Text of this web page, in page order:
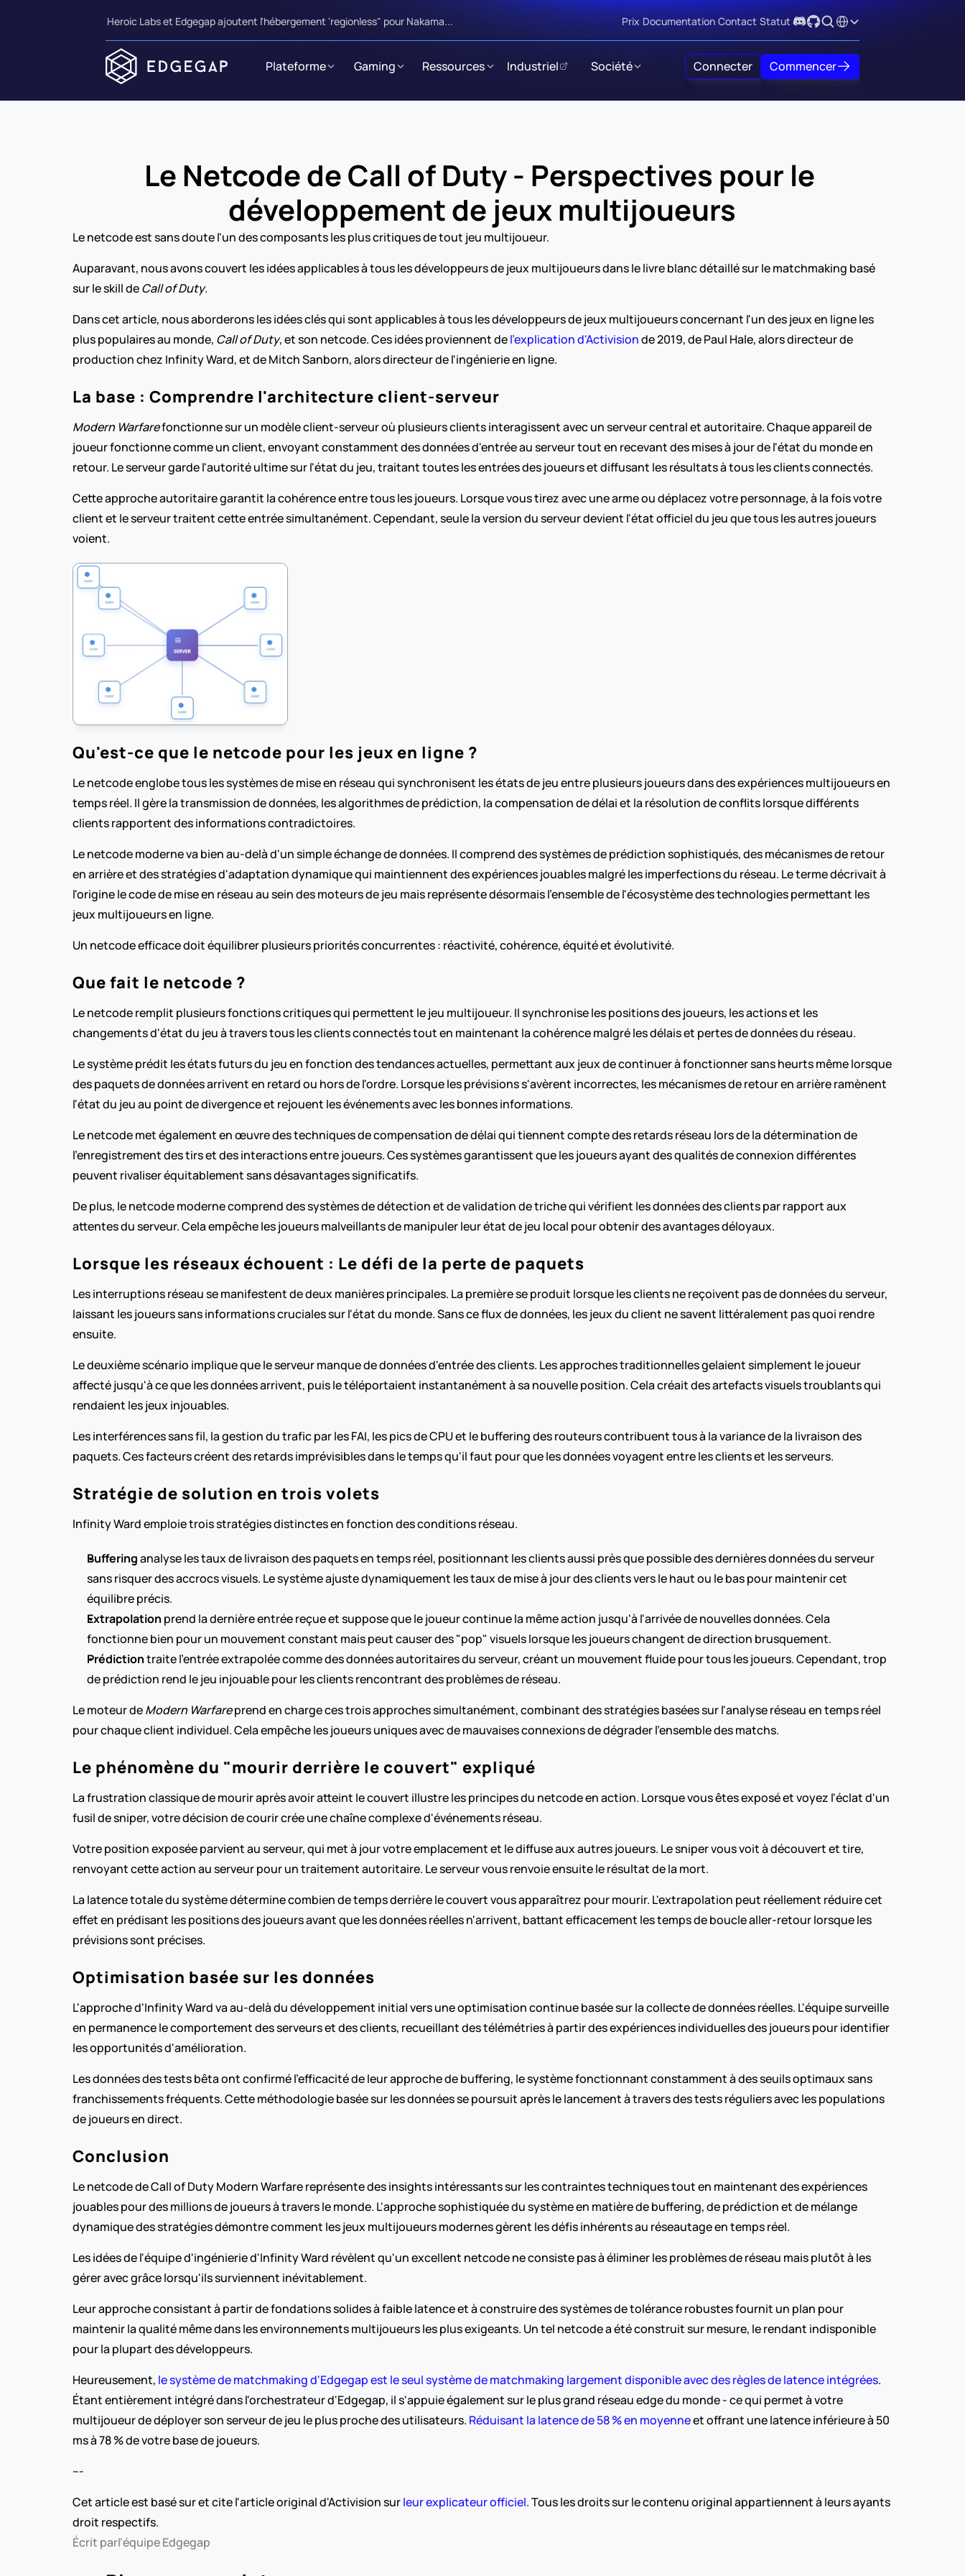
Heroic Labs et Edgegap ajoutent l'hébergement 'regionless" pour Nakama... Prix Documentation Contact Statut Select Language
Plateforme Gaming Ressources Industriel Société Connecter Commencer
Le Netcode de Call of Duty - Perspectives pour le
développement de jeux multijoueurs
Le netcode est sans doute l'un des composants les plus critiques de tout jeu multijoueur.
Auparavant, nous avons couvert les idées applicables à tous les développeurs de jeux multijoueurs dans le livre blanc détaillé sur le matchmaking basé
sur le skill de Call of Duty.
Dans cet article, nous aborderons les idées clés qui sont applicables à tous les développeurs de jeux multijoueurs concernant l'un des jeux en ligne les
plus populaires au monde, Call of Duty, et son netcode. Ces idées proviennent de l'explication d'Activision de 2019, de Paul Hale, alors directeur de
production chez Infinity Ward, et de Mitch Sanborn, alors directeur de l'ingénierie en ligne.
La base : Comprendre l'architecture client-serveur
Modern Warfare fonctionne sur un modèle client-serveur où plusieurs clients interagissent avec un serveur central et autoritaire. Chaque appareil de
joueur fonctionne comme un client, envoyant constamment des données d'entrée au serveur tout en recevant des mises à jour de l'état du monde en
retour. Le serveur garde l'autorité ultime sur l'état du jeu, traitant toutes les entrées des joueurs et diffusant les résultats à tous les clients connectés.
Cette approche autoritaire garantit la cohérence entre tous les joueurs. Lorsque vous tirez avec une arme ou déplacez votre personnage, à la fois votre
client et le serveur traitent cette entrée simultanément. Cependant, seule la version du serveur devient l'état officiel du jeu que tous les autres joueurs
voient.
Qu'est-ce que le netcode pour les jeux en ligne ?
Le netcode englobe tous les systèmes de mise en réseau qui synchronisent les états de jeu entre plusieurs joueurs dans des expériences multijoueurs en
temps réel. Il gère la transmission de données, les algorithmes de prédiction, la compensation de délai et la résolution de conflits lorsque différents
clients rapportent des informations contradictoires.
Le netcode moderne va bien au-delà d'un simple échange de données. Il comprend des systèmes de prédiction sophistiqués, des mécanismes de retour
en arrière et des stratégies d'adaptation dynamique qui maintiennent des expériences jouables malgré les imperfections du réseau. Le terme décrivait à
l'origine le code de mise en réseau au sein des moteurs de jeu mais représente désormais l'ensemble de l'écosystème des technologies permettant les
jeux multijoueurs en ligne.
Un netcode efficace doit équilibrer plusieurs priorités concurrentes : réactivité, cohérence, équité et évolutivité.
Que fait le netcode ?
Le netcode remplit plusieurs fonctions critiques qui permettent le jeu multijoueur. Il synchronise les positions des joueurs, les actions et les
changements d'état du jeu à travers tous les clients connectés tout en maintenant la cohérence malgré les délais et pertes de données du réseau.
Le système prédit les états futurs du jeu en fonction des tendances actuelles, permettant aux jeux de continuer à fonctionner sans heurts même lorsque
des paquets de données arrivent en retard ou hors de l'ordre. Lorsque les prévisions s'avèrent incorrectes, les mécanismes de retour en arrière ramènent
l'état du jeu au point de divergence et rejouent les événements avec les bonnes informations.
Le netcode met également en œuvre des techniques de compensation de délai qui tiennent compte des retards réseau lors de la détermination de
l'enregistrement des tirs et des interactions entre joueurs. Ces systèmes garantissent que les joueurs ayant des qualités de connexion différentes
peuvent rivaliser équitablement sans désavantages significatifs.
De plus, le netcode moderne comprend des systèmes de détection et de validation de triche qui vérifient les données des clients par rapport aux
attentes du serveur. Cela empêche les joueurs malveillants de manipuler leur état de jeu local pour obtenir des avantages déloyaux.
Lorsque les réseaux échouent : Le défi de la perte de paquets
Les interruptions réseau se manifestent de deux manières principales. La première se produit lorsque les clients ne reçoivent pas de données du serveur,
laissant les joueurs sans informations cruciales sur l'état du monde. Sans ce flux de données, les jeux du client ne savent littéralement pas quoi rendre
ensuite.
Le deuxième scénario implique que le serveur manque de données d'entrée des clients. Les approches traditionnelles gelaient simplement le joueur
affecté jusqu'à ce que les données arrivent, puis le téléportaient instantanément à sa nouvelle position. Cela créait des artefacts visuels troublants qui
rendaient les jeux injouables.
Les interférences sans fil, la gestion du trafic par les FAI, les pics de CPU et le buffering des routeurs contribuent tous à la variance de la livraison des
paquets. Ces facteurs créent des retards imprévisibles dans le temps qu'il faut pour que les données voyagent entre les clients et les serveurs.
Stratégie de solution en trois volets
Infinity Ward emploie trois stratégies distinctes en fonction des conditions réseau.
Buffering analyse les taux de livraison des paquets en temps réel, positionnant les clients aussi près que possible des dernières données du serveur
sans risquer des accrocs visuels. Le système ajuste dynamiquement les taux de mise à jour des clients vers le haut ou le bas pour maintenir cet
équilibre précis.
Extrapolation prend la dernière entrée reçue et suppose que le joueur continue la même action jusqu'à l'arrivée de nouvelles données. Cela
fonctionne bien pour un mouvement constant mais peut causer des "pop" visuels lorsque les joueurs changent de direction brusquement.
Prédiction traite l'entrée extrapolée comme des données autoritaires du serveur, créant un mouvement fluide pour tous les joueurs. Cependant, trop
de prédiction rend le jeu injouable pour les clients rencontrant des problèmes de réseau.
Le moteur de Modern Warfare prend en charge ces trois approches simultanément, combinant des stratégies basées sur l'analyse réseau en temps réel
pour chaque client individuel. Cela empêche les joueurs uniques avec de mauvaises connexions de dégrader l'ensemble des matchs.
Le phénomène du "mourir derrière le couvert" expliqué
La frustration classique de mourir après avoir atteint le couvert illustre les principes du netcode en action. Lorsque vous êtes exposé et voyez l'éclat d'un
fusil de sniper, votre décision de courir crée une chaîne complexe d'événements réseau.
Votre position exposée parvient au serveur, qui met à jour votre emplacement et le diffuse aux autres joueurs. Le sniper vous voit à découvert et tire,
renvoyant cette action au serveur pour un traitement autoritaire. Le serveur vous renvoie ensuite le résultat de la mort.
La latence totale du système détermine combien de temps derrière le couvert vous apparaîtrez pour mourir. L'extrapolation peut réellement réduire cet
effet en prédisant les positions des joueurs avant que les données réelles n'arrivent, battant efficacement les temps de boucle aller-retour lorsque les
prévisions sont précises.
Optimisation basée sur les données
L'approche d'Infinity Ward va au-delà du développement initial vers une optimisation continue basée sur la collecte de données réelles. L'équipe surveille
en permanence le comportement des serveurs et des clients, recueillant des télémétries à partir des expériences individuelles des joueurs pour identifier
les opportunités d'amélioration.
Les données des tests bêta ont confirmé l'efficacité de leur approche de buffering, le système fonctionnant constamment à des seuils optimaux sans
franchissements fréquents. Cette méthodologie basée sur les données se poursuit après le lancement à travers des tests réguliers avec les populations
de joueurs en direct.
Conclusion
Le netcode de Call of Duty Modern Warfare représente des insights intéressants sur les contraintes techniques tout en maintenant des expériences
jouables pour des millions de joueurs à travers le monde. L'approche sophistiquée du système en matière de buffering, de prédiction et de mélange
dynamique des stratégies démontre comment les jeux multijoueurs modernes gèrent les défis inhérents au réseautage en temps réel.
Les idées de l'équipe d'ingénierie d'Infinity Ward révèlent qu'un excellent netcode ne consiste pas à éliminer les problèmes de réseau mais plutôt à les
gérer avec grâce lorsqu'ils surviennent inévitablement.
Leur approche consistant à partir de fondations solides à faible latence et à construire des systèmes de tolérance robustes fournit un plan pour
maintenir la qualité même dans les environnements multijoueurs les plus exigeants. Un tel netcode a été construit sur mesure, le rendant indisponible
pour la plupart des développeurs.
Heureusement, le système de matchmaking d'Edgegap est le seul système de matchmaking largement disponible avec des règles de latence intégrées.
Étant entièrement intégré dans l'orchestrateur d'Edgegap, il s'appuie également sur le plus grand réseau edge du monde - ce qui permet à votre
multijoueur de déployer son serveur de jeu le plus proche des utilisateurs. Réduisant la latence de 58 % en moyenne et offrant une latence inférieure à 50
ms à 78 % de votre base de joueurs.
---
Cet article est basé sur et cite l'article original d'Activision sur leur explicateur officiel. Tous les droits sur le contenu original appartiennent à leurs ayants
droit respectifs.
Écrit parl'équipe Edgegap